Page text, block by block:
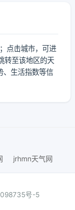
点击城市，可进
转至该地区的天
、生活指数等信
jrhmn天气网
号-5